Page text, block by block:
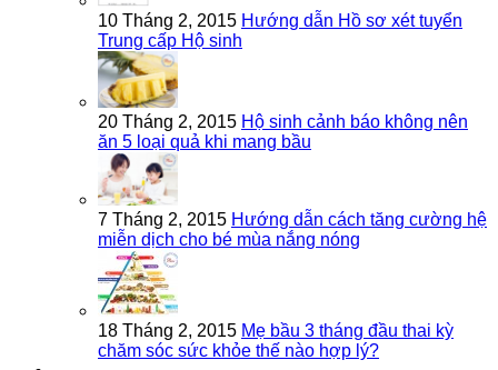
10 Tháng 2, 2015 Hướng dẫn Hồ sơ xét tuyển
Trung cấp Hộ sinh
20 Tháng 2, 2015 Hộ sinh cảnh báo không nên
ăn 5 loại quả khi mang bầu
7 Tháng 2, 2015 Hướng dẫn cách tăng cường hệ
miễn dịch cho bé mùa nắng nóng
18 Tháng 2, 2015 Mẹ bầu 3 tháng đầu thai kỳ
chăm sóc sức khỏe thế nào hợp lý?